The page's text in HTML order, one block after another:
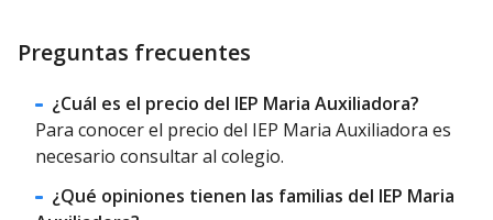
Preguntas frecuentes
¿Cuál es el precio del IEP Maria Auxiliadora?
Para conocer el precio del IEP Maria Auxiliadora es
necesario consultar al colegio.
¿Qué opiniones tienen las familias del IEP Maria